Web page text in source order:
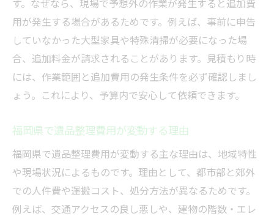
す。なぜなら、現場で予想外の作業が発生すると追加費
用が発生する場合があるためです。例えば、事前に申告
していなかった大型家具や特殊清掃が必要になった場
合、追加料金が請求されることがあります。見積もり時
には、作業範囲と追加費用の発生条件を必ず確認しまし
ょう。これにより、予算内で安心して依頼できます。
福岡県で遺品整理費用が変動する理由
福岡県で遺品整理費用が変動する主な理由は、地域特性
や現場状況によるものです。理由として、都市部と郊外
での人件費や運搬コスト、処分方法が異なるためです。
例えば、交通アクセスの良し悪しや、建物の階数・エレ